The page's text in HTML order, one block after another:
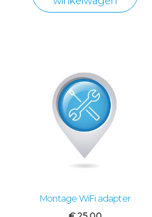
Montage WiFi adapter